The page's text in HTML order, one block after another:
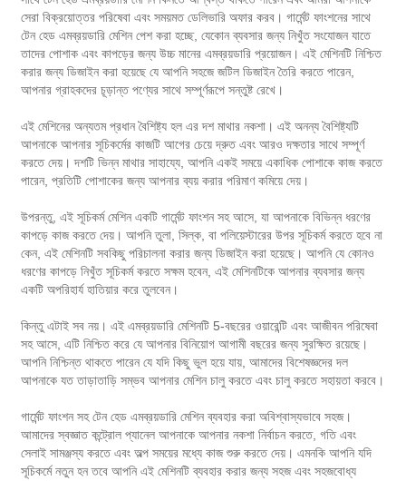
সেরা বিক্রয়োত্তর পরিষেবা এবং সময়মত ডেলিভারি অফার করব। গার্মেন্ট ফাংশনের সাথে
টেন হেড এমব্রয়ডারি মেশিন পেশ করা হচ্ছে, যেকোন ব্যবসার জন্য নিখুঁত সংযোজন যাতে
তাদের পোশাক এবং কাপড়ের জন্য উচ্চ মানের এমব্রয়ডারি প্রয়োজন। এই মেশিনটি নিশ্চিত
করার জন্য ডিজাইন করা হয়েছে যে আপনি সহজে জটিল ডিজাইন তৈরি করতে পারেন,
আপনার গ্রাহকদের চূড়ান্ত পণ্যের সাথে সম্পূর্ণরূপে সন্তুষ্ট রেখে।
এই মেশিনের অন্যতম প্রধান বৈশিষ্ট্য হল এর দশ মাথার নকশা। এই অনন্য বৈশিষ্ট্যটি
আপনাকে আপনার সূচিকর্মের কাজটি আগের চেয়ে দ্রুত এবং আরও দক্ষতার সাথে সম্পূর্ণ
করতে দেয়। দশটি ভিন্ন মাথার সাহায্যে, আপনি একই সময়ে একাধিক পোশাকে কাজ করতে
পারেন, প্রতিটি পোশাকের জন্য আপনার ব্যয় করার পরিমাণ কমিয়ে দেয়।
উপরন্তু, এই সূচিকর্ম মেশিন একটি গার্মেন্ট ফাংশন সহ আসে, যা আপনাকে বিভিন্ন ধরণের
কাপড়ে কাজ করতে দেয়। আপনি তুলা, সিল্ক, বা পলিয়েস্টারের উপর সূচিকর্ম করতে হবে না
কেন, এই মেশিনটি সবকিছু পরিচালনা করার জন্য ডিজাইন করা হয়েছে। আপনি যে কোনও
ধরণের কাপড়ে নিখুঁত সূচিকর্ম করতে সক্ষম হবেন, এই মেশিনটিকে আপনার ব্যবসার জন্য
একটি অপরিহার্য হাতিয়ার করে তুলবেন।
কিন্তু এটাই সব নয়। এই এমব্রয়ডারি মেশিনটি 5-বছরের ওয়ারেন্টি এবং আজীবন পরিষেবা
সহ আসে, এটি নিশ্চিত করে যে আপনার বিনিয়োগ আগামী বছরের জন্য সুরক্ষিত রয়েছে।
আপনি নিশ্চিন্ত থাকতে পারেন যে যদি কিছু ভুল হয়ে যায়, আমাদের বিশেষজ্ঞদের দল
আপনাকে যত তাড়াতাড়ি সম্ভব আপনার মেশিন চালু করতে এবং চালু করতে সহায়তা করবে।
গার্মেন্ট ফাংশন সহ টেন হেড এমব্রয়ডারি মেশিন ব্যবহার করা অবিশ্বাস্যভাবে সহজ।
আমাদের স্বজ্ঞাত কন্ট্রোল প্যানেল আপনাকে আপনার নকশা নির্বাচন করতে, গতি এবং
সেলাই সামঞ্জস্য করতে এবং অল্প সময়ের মধ্যে কাজ শুরু করতে দেয়। এমনকি আপনি যদি
সূচিকর্মে নতুন হন তবে আপনি এই মেশিনটি ব্যবহার করার জন্য সহজ এবং সহজবোধ্য